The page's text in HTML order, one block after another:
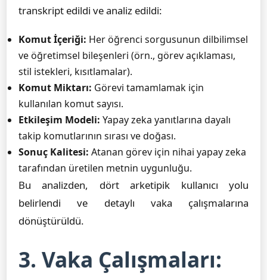
transkript edildi ve analiz edildi:
Komut İçeriği: Her öğrenci sorgusunun dilbilimsel
ve öğretimsel bileşenleri (örn., görev açıklaması,
stil istekleri, kısıtlamalar).
Komut Miktarı: Görevi tamamlamak için
kullanılan komut sayısı.
Etkileşim Modeli: Yapay zeka yanıtlarına dayalı
takip komutlarının sırası ve doğası.
Sonuç Kalitesi: Atanan görev için nihai yapay zeka
tarafından üretilen metnin uygunluğu.
Bu analizden, dört arketipik kullanıcı yolu
belirlendi ve detaylı vaka çalışmalarına
dönüştürüldü.
3. Vaka Çalışmaları: